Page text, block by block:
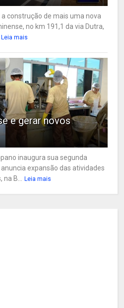
a construção de mais uma nova
no km 191,1 da via Dutra,
Leia mais
e gerar novos
inaugura sua segunda
expansão das atividades
B...
Leia mais